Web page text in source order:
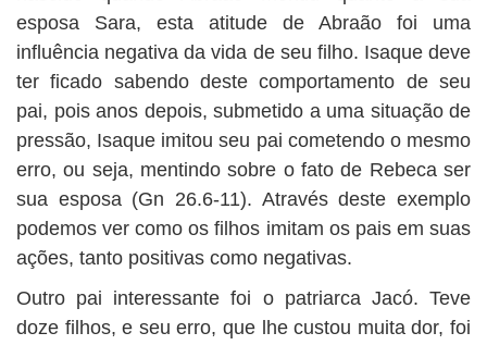
esposa Sara, esta atitude de Abraão foi uma
influência negativa da vida de seu filho. Isaque deve
ter ficado sabendo deste comportamento de seu
pai, pois anos depois, submetido a uma situação de
pressão, Isaque imitou seu pai cometendo o mesmo
erro, ou seja, mentindo sobre o fato de Rebeca ser
sua esposa (Gn 26.6-11). Através deste exemplo
podemos ver como os filhos imitam os pais em suas
ações, tanto positivas como negativas.
Outro pai interessante foi o patriarca Jacó. Teve
doze filhos, e seu erro, que lhe custou muita dor, foi